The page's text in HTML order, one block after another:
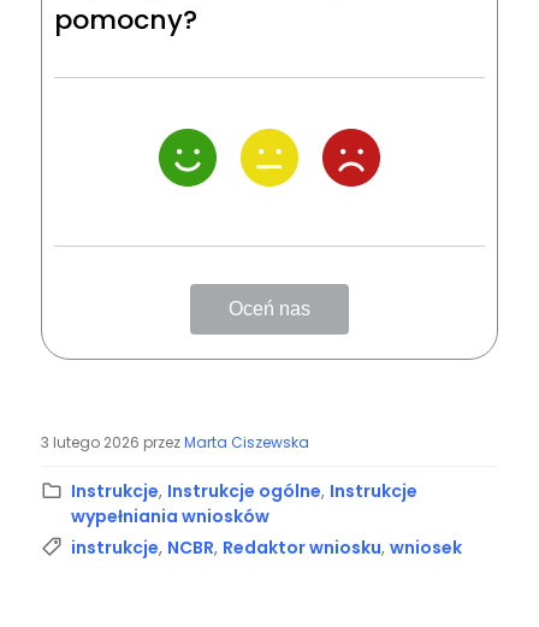
pomocny?
Oceń nas
3 lutego 2026 przezMarta Ciszewska
Kategoria:
Instrukcje, Instrukcje ogólne, Instrukcje
wypełniania wniosków
Tagi:
instrukcje, NCBR, Redaktor wniosku, wniosek